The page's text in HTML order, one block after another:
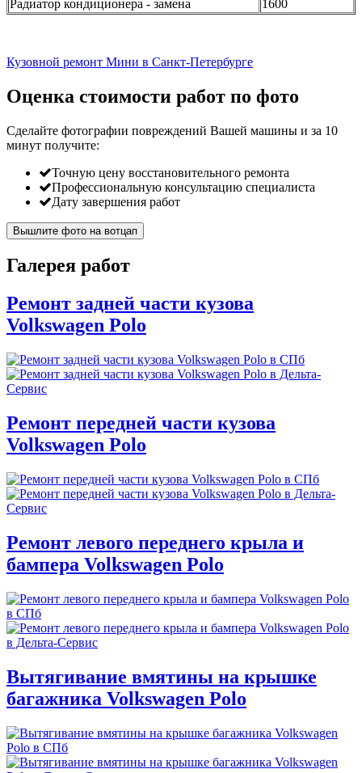
Радиатор кондиционера - замена 1600
Кузовной ремонт Мини в Санкт-Петербурге
Оценка стоимости работ по фото
Сделайте фотографии повреждений Вашей машины и за 10
минут получите:
Точную цену восстановительного ремонта
Профессиональную консультацию специалиста
Дату завершения работ
Вышлите фото на вотцап
Галерея работ
Ремонт задней части кузова
Volkswagen Polo
Ремонт передней части кузова
Volkswagen Polo
Ремонт левого переднего крыла и
бампера Volkswagen Polo
Вытягивание вмятины на крышке
багажника Volkswagen Polo